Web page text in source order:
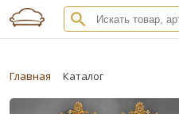
Главная Каталог